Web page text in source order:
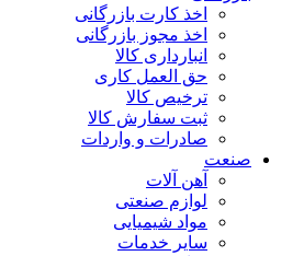
اخذ کارت بازرگانی
اخذ مجوز بازرگانی
انبارداری کالا
حق العمل کاری
ترخیص کالا
ثبت سفارش کالا
صادرات و واردات
صنعت
آهن آلات
لوازم صنعتی
مواد شیمیایی
سایر خدمات